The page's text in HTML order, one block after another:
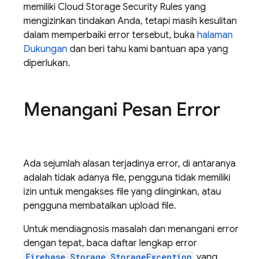
memiliki Cloud Storage Security Rules yang
mengizinkan tindakan Anda, tetapi masih kesulitan
dalam memperbaiki error tersebut, buka halaman
Dukungan dan beri tahu kami bantuan apa yang
diperlukan.
Menangani Pesan Error
Ada sejumlah alasan terjadinya error, di antaranya
adalah tidak adanya file, pengguna tidak memiliki
izin untuk mengakses file yang diinginkan, atau
pengguna membatalkan upload file.
Untuk mendiagnosis masalah dan menangani error
dengan tepat, baca daftar lengkap error